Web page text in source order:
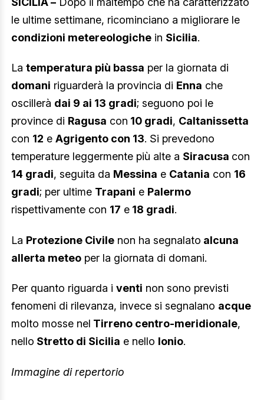
le ultime settimane, ricominciano a migliorare le
condizioni metereologiche in Sicilia.
La temperatura più bassa per la giornata di
domani riguarderà la provincia di Enna che
oscillerà dai 9 ai 13 gradi; seguono poi le
province di Ragusa con 10 gradi, Caltanissetta
con 12 e Agrigento con 13. Si prevedono
temperature leggermente più alte a Siracusa con
14 gradi, seguita da Messina e Catania con 16
gradi; per ultime Trapani e Palermo
rispettivamente con 17 e 18 gradi.
La Protezione Civile non ha segnalato alcuna
allerta meteo per la giornata di domani.
Per quanto riguarda i venti non sono previsti
fenomeni di rilevanza, invece si segnalano acque
molto mosse nel Tirreno centro-meridionale,
nello Stretto di Sicilia e nello Ionio.
Immagine di repertorio